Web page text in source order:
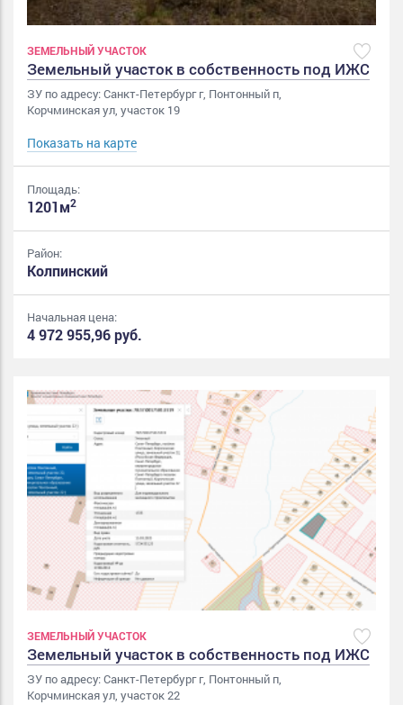
ЗЕМЕЛЬНЫЙ УЧАСТОК
Земельный участок в собственность под ИЖС
ЗУ по адресу: Санкт-Петербург г, Понтонный п,
Корчминская ул, участок 19
Показать на карте
Площадь:
1201м2
Район:
Колпинский
Начальная цена:
4 972 955,96 руб.
ЗЕМЕЛЬНЫЙ УЧАСТОК
Земельный участок в собственность под ИЖС
ЗУ по адресу: Санкт-Петербург г, Понтонный п,
Корчминская ул, участок 22